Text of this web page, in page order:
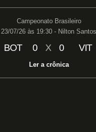
Campeonato Brasileiro
23/07/26 às 19:30 - Nilton Santos
BOT 0 X 0 VIT
Ler a crônica